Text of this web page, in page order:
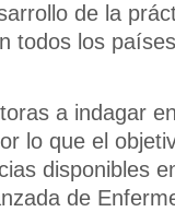
de la
todos los
a indagar
lo que el
disponibles
de